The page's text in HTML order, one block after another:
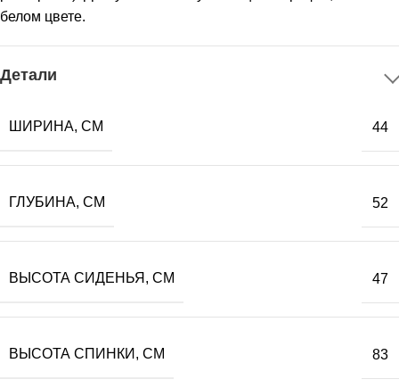
белом цвете.
Детали
ШИРИНА, СМ 44
ГЛУБИНА, СМ 52
ВЫСОТА СИДЕНЬЯ, СМ 47
ВЫСОТА СПИНКИ, СМ 83